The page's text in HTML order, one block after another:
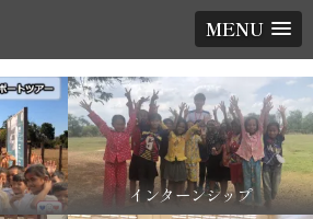
MENU
インターンシップ